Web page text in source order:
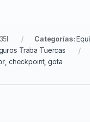
Categorías:
Traba Tuercas
checkpoint,gota